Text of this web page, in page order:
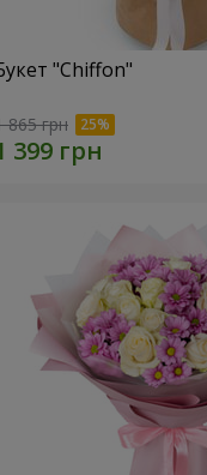
"Chiffon"
865 грн